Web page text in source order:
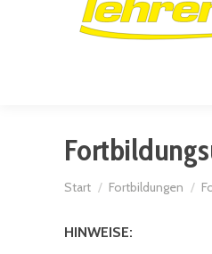
Sie befinden sich hier:
Start Fortbildungen
HINWEISE: